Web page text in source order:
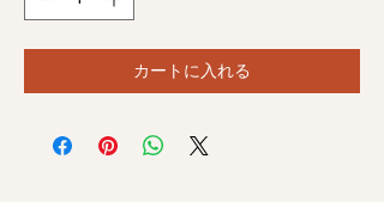
カートに入れる